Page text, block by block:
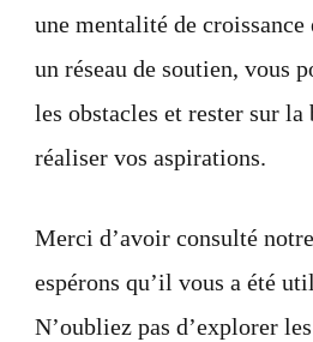
une mentalité de
un réseau de soutien, vous
les obstacles et rester sur la
réaliser vos aspirations.
Merci d’avoir consulté
espérons qu’il vous a été
N’oubliez pas d’explorer